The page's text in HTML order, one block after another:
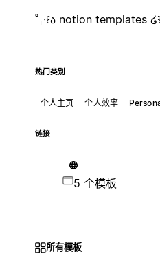
˚₊‧꒰ა notion templates ໒
热门类别
个人主页 个人效率
链接
5 个模板
所有模板